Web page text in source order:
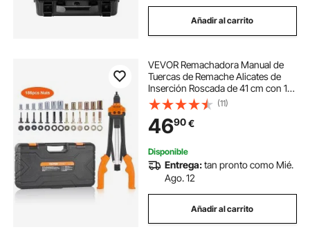
Añadir al carrito
VEVOR Remachadora Manual de
Tuercas de Remache Alicates de
Inserción Roscada de 41 cm con 13
Mandriles 186 Tuercas en 13
Tamaños Herramienta
Remachadora Semiautomática con
Estuche para Bricolaje
(11)
4690€
Disponible
Entrega:tan pronto como Mié.
Ago. 12
Añadir al carrito